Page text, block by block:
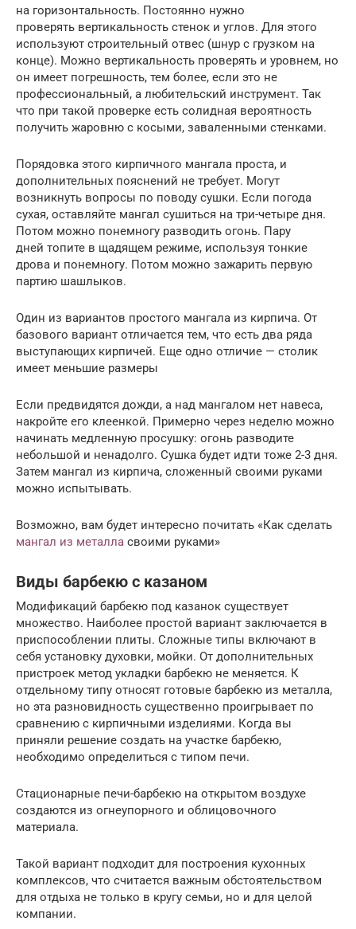
на горизонтальность. Постоянно нужно
проверять вертикальность стенок и углов. Для этого
используют строительный отвес (шнур с грузком на
конце). Можно вертикальность проверять и уровнем, но
он имеет погрешность, тем более, если это не
профессиональный, а любительский инструмент. Так
что при такой проверке есть солидная вероятность
получить жаровню с косыми, заваленными стенками.
Порядовка этого кирпичного мангала проста, и
дополнительных пояснений не требует. Могут
возникнуть вопросы по поводу сушки. Если погода
сухая, оставляйте мангал сушиться на три-четыре дня.
Потом можно понемногу разводить огонь. Пару
дней топите в щадящем режиме, используя тонкие
дрова и понемногу. Потом можно зажарить первую
партию шашлыков.
Один из вариантов простого мангала из кирпича. От
базового вариант отличается тем, что есть два ряда
выступающих кирпичей. Еще одно отличие — столик
имеет меньшие размеры
Если предвидятся дожди, а над мангалом нет навеса,
накройте его клеенкой. Примерно через неделю можно
начинать медленную просушку: огонь разводите
небольшой и ненадолго. Сушка будет идти тоже 2-3 дня.
Затем мангал из кирпича, сложенный своими руками
можно испытывать.
Возможно, вам будет интересно почитать «Как сделать
мангал из металла своими руками»
Виды барбекю с казаном
Модификаций барбекю под казанок существует
множество. Наиболее простой вариант заключается в
приспособлении плиты. Сложные типы включают в
себя установку духовки, мойки. От дополнительных
пристроек метод укладки барбекю не меняется. К
отдельному типу относят готовые барбекю из металла,
но эта разновидность существенно проигрывает по
сравнению с кирпичными изделиями. Когда вы
приняли решение создать на участке барбекю,
необходимо определиться с типом печи.
Стационарные печи-барбекю на открытом воздухе
создаются из огнеупорного и облицовочного
материала.
Такой вариант подходит для построения кухонных
комплексов, что считается важным обстоятельством
для отдыха не только в кругу семьи, но и для целой
компани​и.